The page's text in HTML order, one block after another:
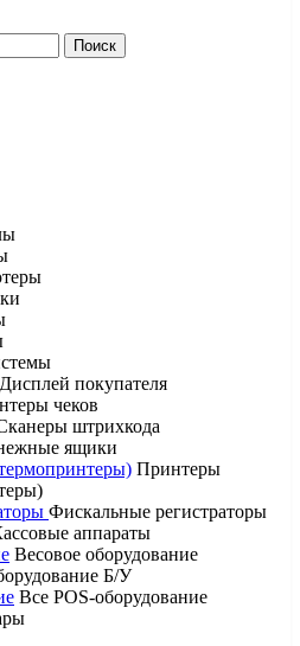
Дисплей покупателя
чеков
штрихкода
ящики
Принтеры
Фискальные регистраторы
аппараты
Весовое оборудование
Б/У
Все POS-оборудование